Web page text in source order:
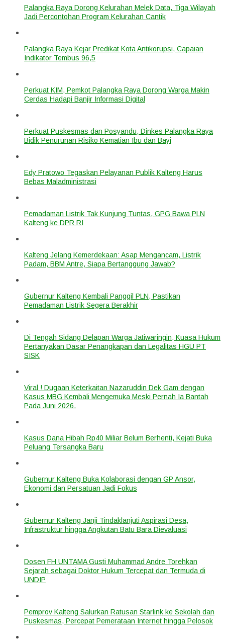
Palangka Raya Dorong Kelurahan Melek Data, Tiga Wilayah
Jadi Percontohan Program Kelurahan Cantik
Palangka Raya Kejar Predikat Kota Antikorupsi, Capaian
Indikator Tembus 96,5
Perkuat KIM, Pemkot Palangka Raya Dorong Warga Makin
Cerdas Hadapi Banjir Informasi Digital
Perkuat Puskesmas dan Posyandu, Dinkes Palangka Raya
Bidik Penurunan Risiko Kematian Ibu dan Bayi
Edy Pratowo Tegaskan Pelayanan Publik Kalteng Harus
Bebas Maladministrasi
Pemadaman Listrik Tak Kunjung Tuntas, GPG Bawa PLN
Kalteng ke DPR RI
Kalteng Jelang Kemerdekaan: Asap Mengancam, Listrik
Padam, BBM Antre, Siapa Bertanggung Jawab?
Gubernur Kalteng Kembali Panggil PLN, Pastikan
Pemadaman Listrik Segera Berakhir
Di Tengah Sidang Delapan Warga Jatiwaringin, Kuasa Hukum
Pertanyakan Dasar Penangkapan dan Legalitas HGU PT
SISK
Viral ! Dugaan Keterkaitan Nazaruddin Dek Gam dengan
Kasus MBG Kembali Mengemuka Meski Pernah Ia Bantah
Pada Juni 2026.
Kasus Dana Hibah Rp40 Miliar Belum Berhenti, Kejati Buka
Peluang Tersangka Baru
Gubernur Kalteng Buka Kolaborasi dengan GP Ansor,
Ekonomi dan Persatuan Jadi Fokus
Gubernur Kalteng Janji Tindaklanjuti Aspirasi Desa,
Infrastruktur hingga Angkutan Batu Bara Dievaluasi
Dosen FH UNTAMA Gusti Muhammad Andre Torehkan
Sejarah sebagai Doktor Hukum Tercepat dan Termuda di
UNDIP
Pemprov Kalteng Salurkan Ratusan Starlink ke Sekolah dan
Puskesmas, Percepat Pemerataan Internet hingga Pelosok